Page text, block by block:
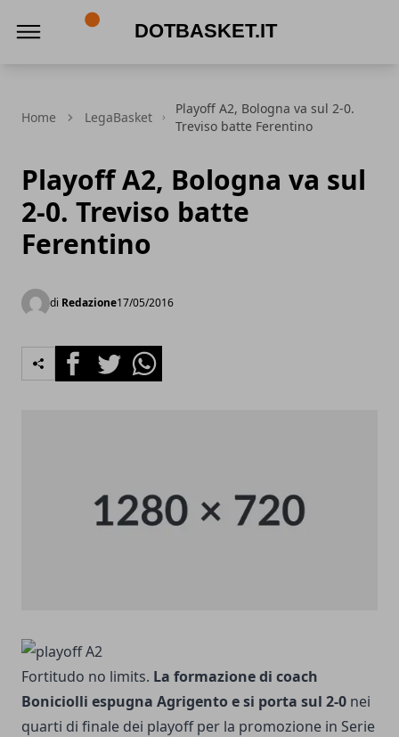
Home LegaBasket
Playoff A2, Bologna va sul 2-0.
Treviso batte Ferentino
Playoff A2, Bologna va sul
2-0. Treviso batte
Ferentino
di Redazione17/05/2016
FacebookTwitterWhatsapp
Fortitudo no limits. La formazione di coach
Boniciolli espugna Agrigento e si porta sul 2-0 nei
quarti di finale dei playoff per la promozione in Serie